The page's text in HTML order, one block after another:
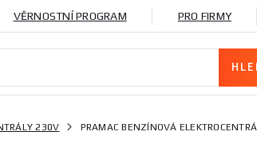
VĚRNOSTNÍ PROGRAM PRO FIRMY
230V PRAMAC BENZÍNOVÁ